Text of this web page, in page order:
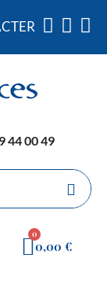
44 00 49
0,00 €